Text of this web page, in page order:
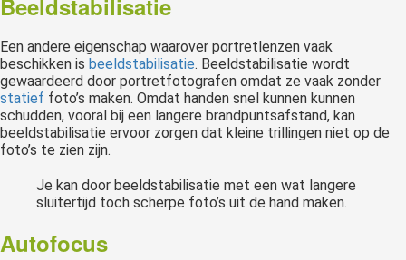
Beeldstabilisatie
Een andere eigenschap waarover portretlenzen vaak
beschikken is beeldstabilisatie. Beeldstabilisatie wordt
gewaardeerd door portretfotografen omdat ze vaak zonder
statief foto’s maken. Omdat handen snel kunnen kunnen
schudden, vooral bij een langere brandpuntsafstand, kan
beeldstabilisatie ervoor zorgen dat kleine trillingen niet op de
foto’s te zien zijn.
Je kan door beeldstabilisatie met een wat langere
sluitertijd toch scherpe foto’s uit de hand maken.
Autofocus